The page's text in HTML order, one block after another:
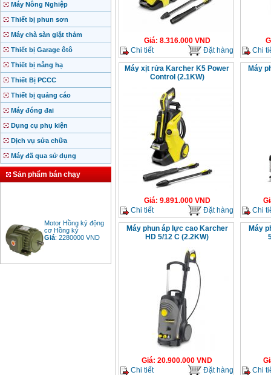
Máy Nông Nghiệp
Thiết bị phun sơn
Máy chà sàn giặt thảm
Thiết bị Garage ôtô
Thiết bị nâng hạ
Thiết Bị PCCC
Thiết bị quảng cáo
Máy đóng đai
Dụng cụ phụ kiện
Dịch vụ sửa chữa
Máy đã qua sử dụng
Sản phẩm bán chạy
Motor Hồng ký động
cơ Hồng ký
Giá :2280000 VND
Giá: 8.316.000VND
Chi tiết
Đặt hàng
Chi
Máy xịt rửa Karcher K5 Power
Control (2.1KW)
Giá: 9.891.000VND
Chi tiết
Đặt hàng
Máy
Chi
Máy phun áp lực cao Karcher
HD 5/12 C (2.2KW)
Giá: 20.900.000 VND
Chi tiết
Đặt hàng
Máy
Chi